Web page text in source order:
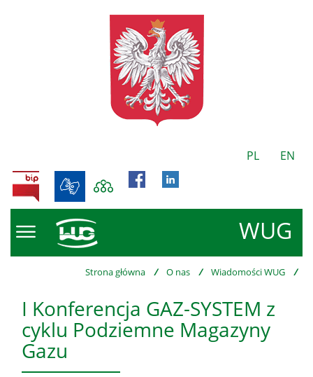
PL EN
WUG
BIP
Strona główna / O nas / Wiadomości WUG /
I Konferencja GAZ-SYSTEM z
cyklu Podziemne Magazyny
Gazu